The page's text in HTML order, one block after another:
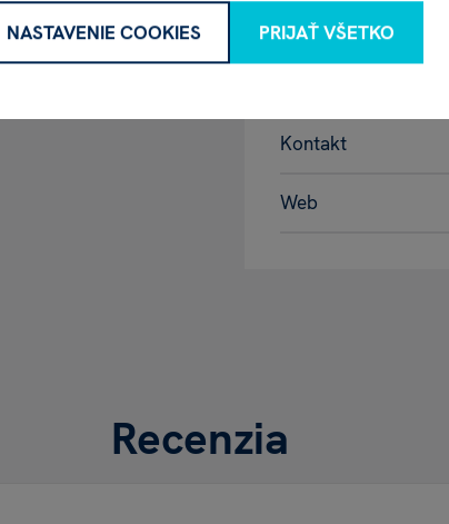
Kontakt
Web
Recenzia
NASTAVENIE COOKIES PRIJAŤ VŠETKO